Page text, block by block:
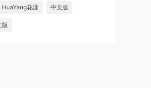
HuaYang花漾 中文版
版